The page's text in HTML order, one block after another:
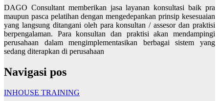
DAGO Consultant memberikan jasa layanan konsultasi baik pra
maupun pasca pelatihan dengan mengedepankan prinsip kesesuaian
yang langsung ditangani oleh para konsultan / assesor dan praktisi
berpengalaman. Para konsultan dan praktisi akan mendampingi
perusahaan dalam mengimplementasikan berbagai sistem yang
sedang diterapkan di perusahaan
Navigasi pos
INHOUSE TRAINING